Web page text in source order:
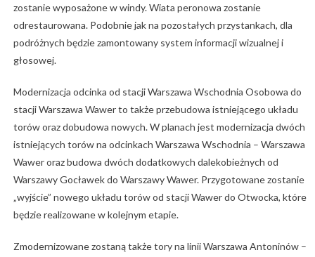
zostanie wyposażone w windy. Wiata peronowa zostanie
odrestaurowana. Podobnie jak na pozostałych przystankach, dla
podróżnych będzie zamontowany system informacji wizualnej i
głosowej.
Modernizacja odcinka od stacji Warszawa Wschodnia Osobowa do
stacji Warszawa Wawer to także przebudowa istniejącego układu
torów oraz dobudowa nowych. W planach jest modernizacja dwóch
istniejących torów na odcinkach Warszawa Wschodnia – Warszawa
Wawer oraz budowa dwóch dodatkowych dalekobieżnych od
Warszawy Gocławek do Warszawy Wawer. Przygotowane zostanie
„wyjście” nowego układu torów od stacji Wawer do Otwocka, które
będzie realizowane w kolejnym etapie.
Zmodernizowane zostaną także tory na linii Warszawa Antoninów –